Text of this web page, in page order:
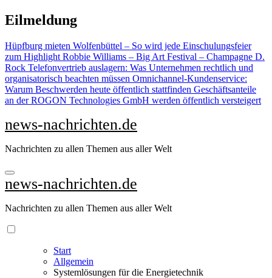
Zu
Inhalten
Eilmeldung
Hüpfburg mieten Wolfenbüttel – So wird jede Einschulungsfeier
zum Highlight Robbie Williams – Big Art Festival – Champagne D.
Rock Telefonvertrieb auslagern: Was Unternehmen rechtlich und
organisatorisch beachten müssen Omnichannel-Kundenservice:
Warum Beschwerden heute öffentlich stattfinden Geschäftsanteile
an der ROGON Technologies GmbH werden öffentlich versteigert
news-nachrichten.de
Nachrichten zu allen Themen aus aller Welt
news-nachrichten.de
Nachrichten zu allen Themen aus aller Welt
Start
Allgemein
Systemlösungen für die Energietechnik